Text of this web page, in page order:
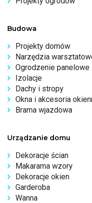
Budowa
Projekty domów
Narzędzia
Ogrodzenie panelowe
Izolacje
Dachy i stropy
Okna i akcesoria
Brama wjazdowa
Urządzanie domu
Dekoracje ścian
Makarama wzory
Dekoracje okien
Garderoba
Wanna